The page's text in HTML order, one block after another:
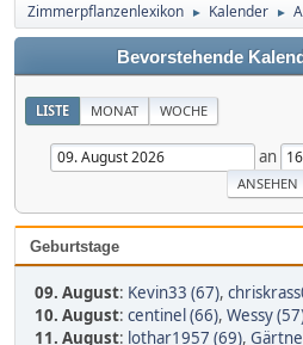
Zimmerpflanzenlexikon ► Kalender ►
Bevorstehende
LISTE MONAT WOCHE
an
Geburtstage
09. August: Kevin33 (67),
10. August: centinel (66), Wessy
11. August: lothar1957 (69),